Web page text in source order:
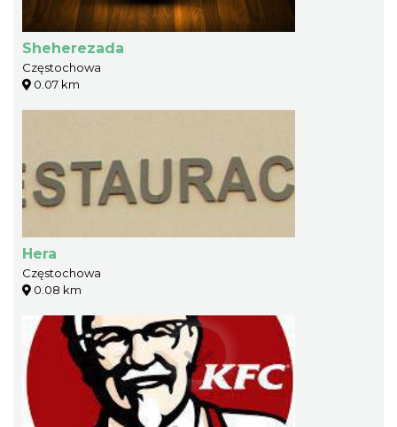
Sheherezada
Częstochowa
0.07 km
Hera
Częstochowa
0.08 km